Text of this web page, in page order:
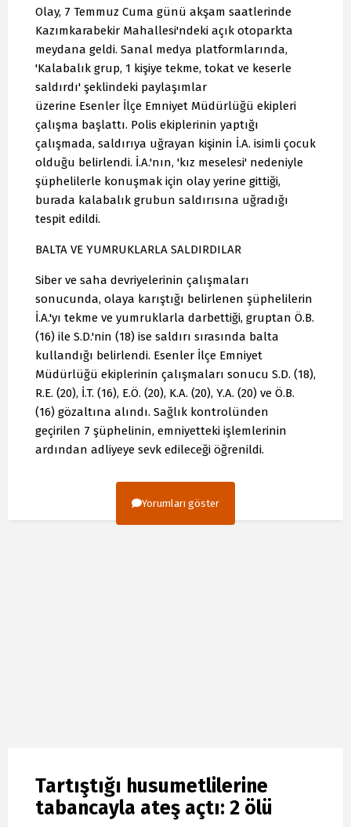
Olay, 7 Temmuz Cuma günü akşam saatlerinde
Kazımkarabekir Mahallesi'ndeki açık otoparkta
meydana geldi. Sanal medya platformlarında,
'Kalabalık grup, 1 kişiye tekme, tokat ve keserle
saldırdı' şeklindeki paylaşımlar
üzerine Esenler İlçe Emniyet Müdürlüğü ekipleri
çalışma başlattı. Polis ekiplerinin yaptığı
çalışmada, saldırıya uğrayan kişinin İ.A. isimli çocuk
olduğu belirlendi. İ.A.'nın, 'kız meselesi' nedeniyle
şüphelilerle konuşmak için olay yerine gittiği,
burada kalabalık grubun saldırısına uğradığı
tespit edildi.
BALTA VE YUMRUKLARLA SALDIRDILAR
Siber ve saha devriyelerinin çalışmaları
sonucunda, olaya karıştığı belirlenen şüphelilerin
İ.A.'yı tekme ve yumruklarla darbettiği, gruptan Ö.B.
(16) ile S.D.'nin (18) ise saldırı sırasında balta
kullandığı belirlendi. Esenler İlçe Emniyet
Müdürlüğü ekiplerinin çalışmaları sonucu S.D. (18),
R.E. (20), İ.T. (16), E.Ö. (20), K.A. (20), Y.A. (20) ve Ö.B.
(16) gözaltına alındı. Sağlık kontrolünden
geçirilen 7 şüphelinin, emniyetteki işlemlerinin
ardından adliyeye sevk edileceği öğrenildi.
Yorumları göster
Tartıştığı husumetlilerine
tabancayla ateş açtı: 2 ölü